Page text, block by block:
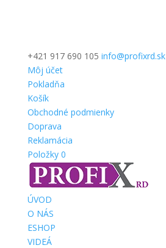
+421 917 690 105 info@profixrd.sk
Môj účet
Pokladňa
Košík
Obchodné podmienky
Doprava
Reklamácia
Položky 0
ÚVOD
O NÁS
ESHOP
VIDEÁ